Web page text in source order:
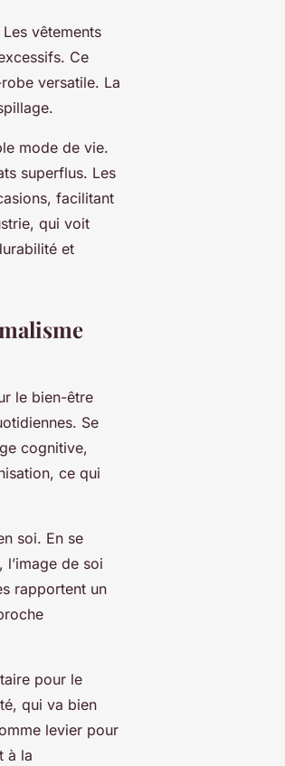
vêtements
Ce
versatile. La
mode de vie.
superflus. Les
facilitant
qui voit
et
le bien-être
Se
cognitive,
ce qui
soi. En se
l’image de soi
rapportent un
pour le
qui va bien
levier pour
à la